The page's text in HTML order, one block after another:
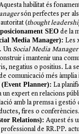
habilitat és
són perfectes per
(thought
posicionament SEOde la
Media Manager): Les
Un Social Media Manager
i mantenir una
negatius o positius. La
comunicació més
(Event Planner): La
un expert en relacions
amb la premsa i gestió
fires o conferències.
Relations): Aquest és
de RR.PP.